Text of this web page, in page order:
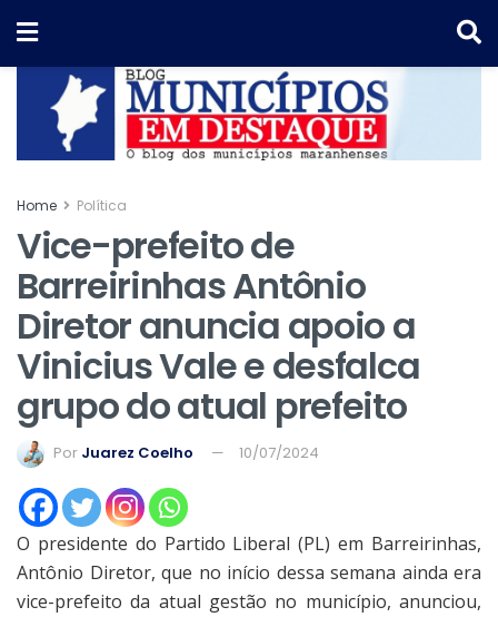
Home Política
Vice-prefeito de
Barreirinhas Antônio
Diretor anuncia apoio a
Vinicius Vale e desfalca
grupo do atual prefeito
Por Juarez Coelho 10/07/2024
O presidente do Partido Liberal (PL) em Barreirinhas,
Antônio Diretor, que no início dessa semana ainda era
vice-prefeito da atual gestão no município, anunciou,